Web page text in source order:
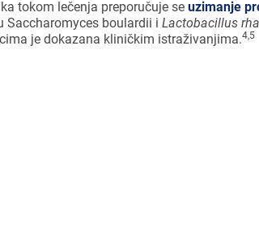
tokom lečenja preporučuje se uzimanje
Saccharomyces boulardii i Lactobacillus
je dokazana kliničkim istraživanjima.4,5